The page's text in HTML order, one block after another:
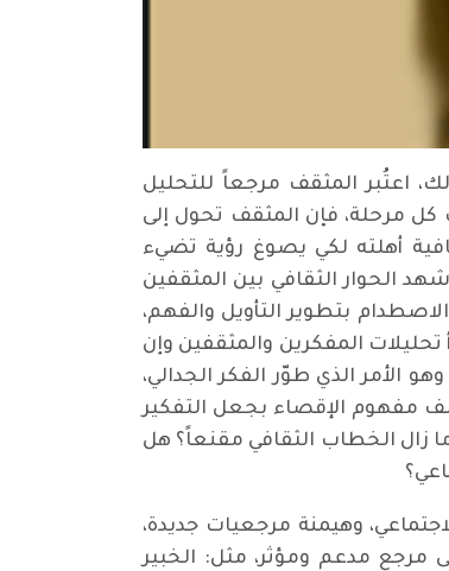
اعتُبر المثقف مرجعاً للتحليل
كل مرحلة، فإن المثقف تحول إلى
أهلته لكي يصوغ رؤية تضيء
الحوار الثقافي بين المثقفين
بتطوير التأويل والفهم،
تحليلات المفكرين والمثقفين وإن
الأمر الذي طوّر الفكر الجدالي،
مفهوم الإقصاء بجعل التفكير
زال الخطاب الثقافي مقنعاً؟ هل
وهيمنة مرجعيات جديدة،
مرجع مدعم ومؤثر، مثل: الخبير